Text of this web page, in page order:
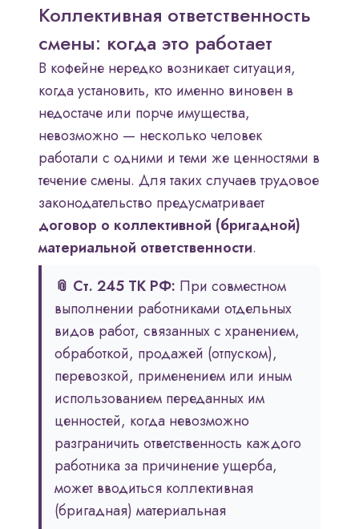
Коллективная ответственность
смены: когда это работает
В кофейне нередко возникает ситуация,
когда установить, кто именно виновен в
недостаче или порче имущества,
невозможно — несколько человек
работали с одними и теми же ценностями в
течение смены. Для таких случаев трудовое
законодательство предусматривает
договор о коллективной (бригадной)
материальной ответственности.
📎 Ст. 245 ТК РФ: При совместном
выполнении работниками отдельных
видов работ, связанных с хранением,
обработкой, продажей (отпуском),
перевозкой, применением или иным
использованием переданных им
ценностей, когда невозможно
разграничить ответственность каждого
работника за причинение ущерба,
может вводиться коллективная
(бригадная) материальная